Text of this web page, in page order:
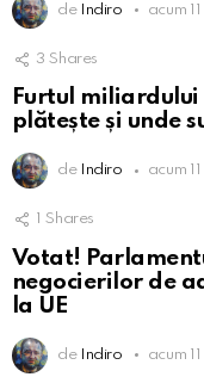
de Indiro acum 11
3 Shares
Furtul
plătește și unde
de Indiro acum 11
Shares
Votat!
negocierilor de
la UE
de Indiro acum 11